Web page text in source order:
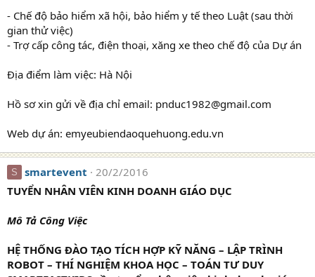
- Chế độ bảo hiểm xã hội, bảo hiểm y tế theo Luật (sau thời
gian thử việc)
- Trợ cấp công tác, điện thoại, xăng xe theo chế độ của Dự án
Địa điểm làm việc: Hà Nội
Hồ sơ xin gửi về địa chỉ email: pnduc1982@gmail.com
Web dự án: emyeubiendaoquehuong.edu.vn
S smartevent
20/2/2016
TUYỂN NHÂN VIÊN KINH DOANH GIÁO DỤC
Mô Tả Công Việc
HỆ THỐNG ĐÀO TẠO TÍCH HỢP KỸ NĂNG – LẬP TRÌNH
ROBOT – THÍ NGHIỆM KHOA HỌC – TOÁN TƯ DUY